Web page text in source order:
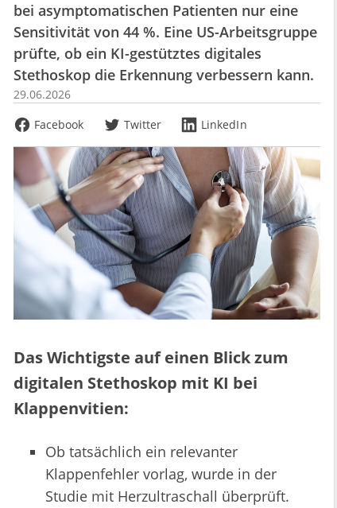
bei asymptomatischen Patienten nur eine
Sensitivität von 44 %. Eine US-Arbeitsgruppe
prüfte, ob ein KI-gestütztes digitales
Stethoskop die Erkennung verbessern kann.
29.06.2026
Facebook
Twitter LinkedIn
Das Wichtigste auf einen Blick zum
digitalen Stethoskop mit KI bei
Klappenvitien:
Ob tatsächlich ein relevanter
Klappenfehler vorlag, wurde in der
Studie mit Herzultraschall überprüft.